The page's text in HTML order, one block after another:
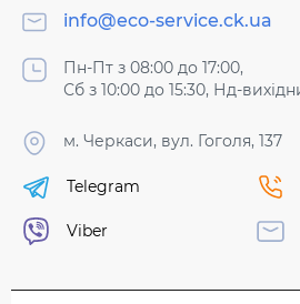
info@eco-service.ck.ua
Пн-Пт з 08:00 до 17:00,
Сб з 10:00 до 15:30, Нд-
м. Черкаси, вул. Гоголя, 137
Telegram
Viber